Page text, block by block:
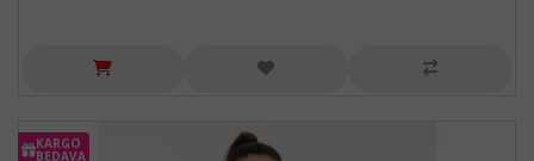
KARGO
BEDAVA